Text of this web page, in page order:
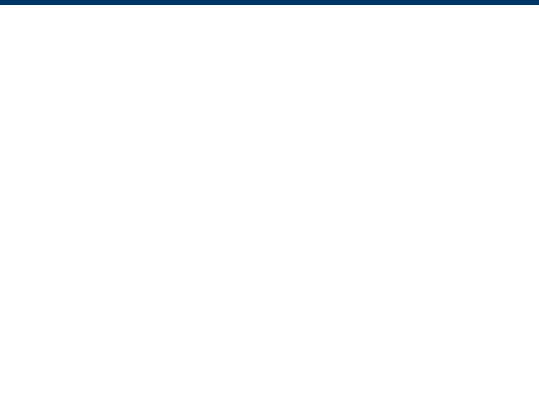
Olemme asuntorakentajien